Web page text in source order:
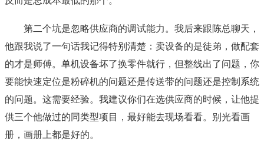
第二个坑是忽略供应商的调试能力。我后来跟陈总聊天，
他跟我说了一句话我记得特别清楚：卖设备的是徒弟，做配套
的才是师傅。单机设备坏了换零件就行，但整线出了问题，你
要能快速定位是粉碎机的问题还是传送带的问题还是控制系统
的问题。这需要经验。我建议你们在选供应商的时候，让他提
供三个他做过的同类型项目，最好能去现场看看。别光看画
册，画册上都是好的。